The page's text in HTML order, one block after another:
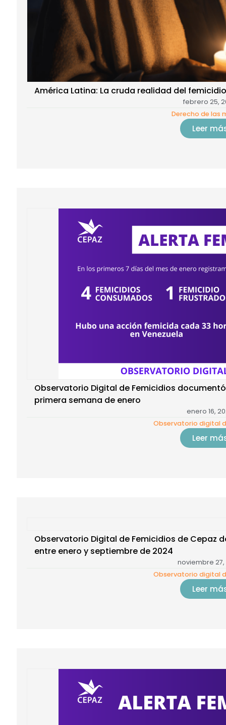
América Latina: La cruda realidad del
febrero 25,
Derecho de las
Leer
Observatorio Digital de Femicidios
primera semana de enero
enero 16,
Observatorio digital
Leer
Observatorio Digital de Femicidios de Cepaz
entre enero y septiembre de 2024
noviembre 27,
Observatorio digital
Leer